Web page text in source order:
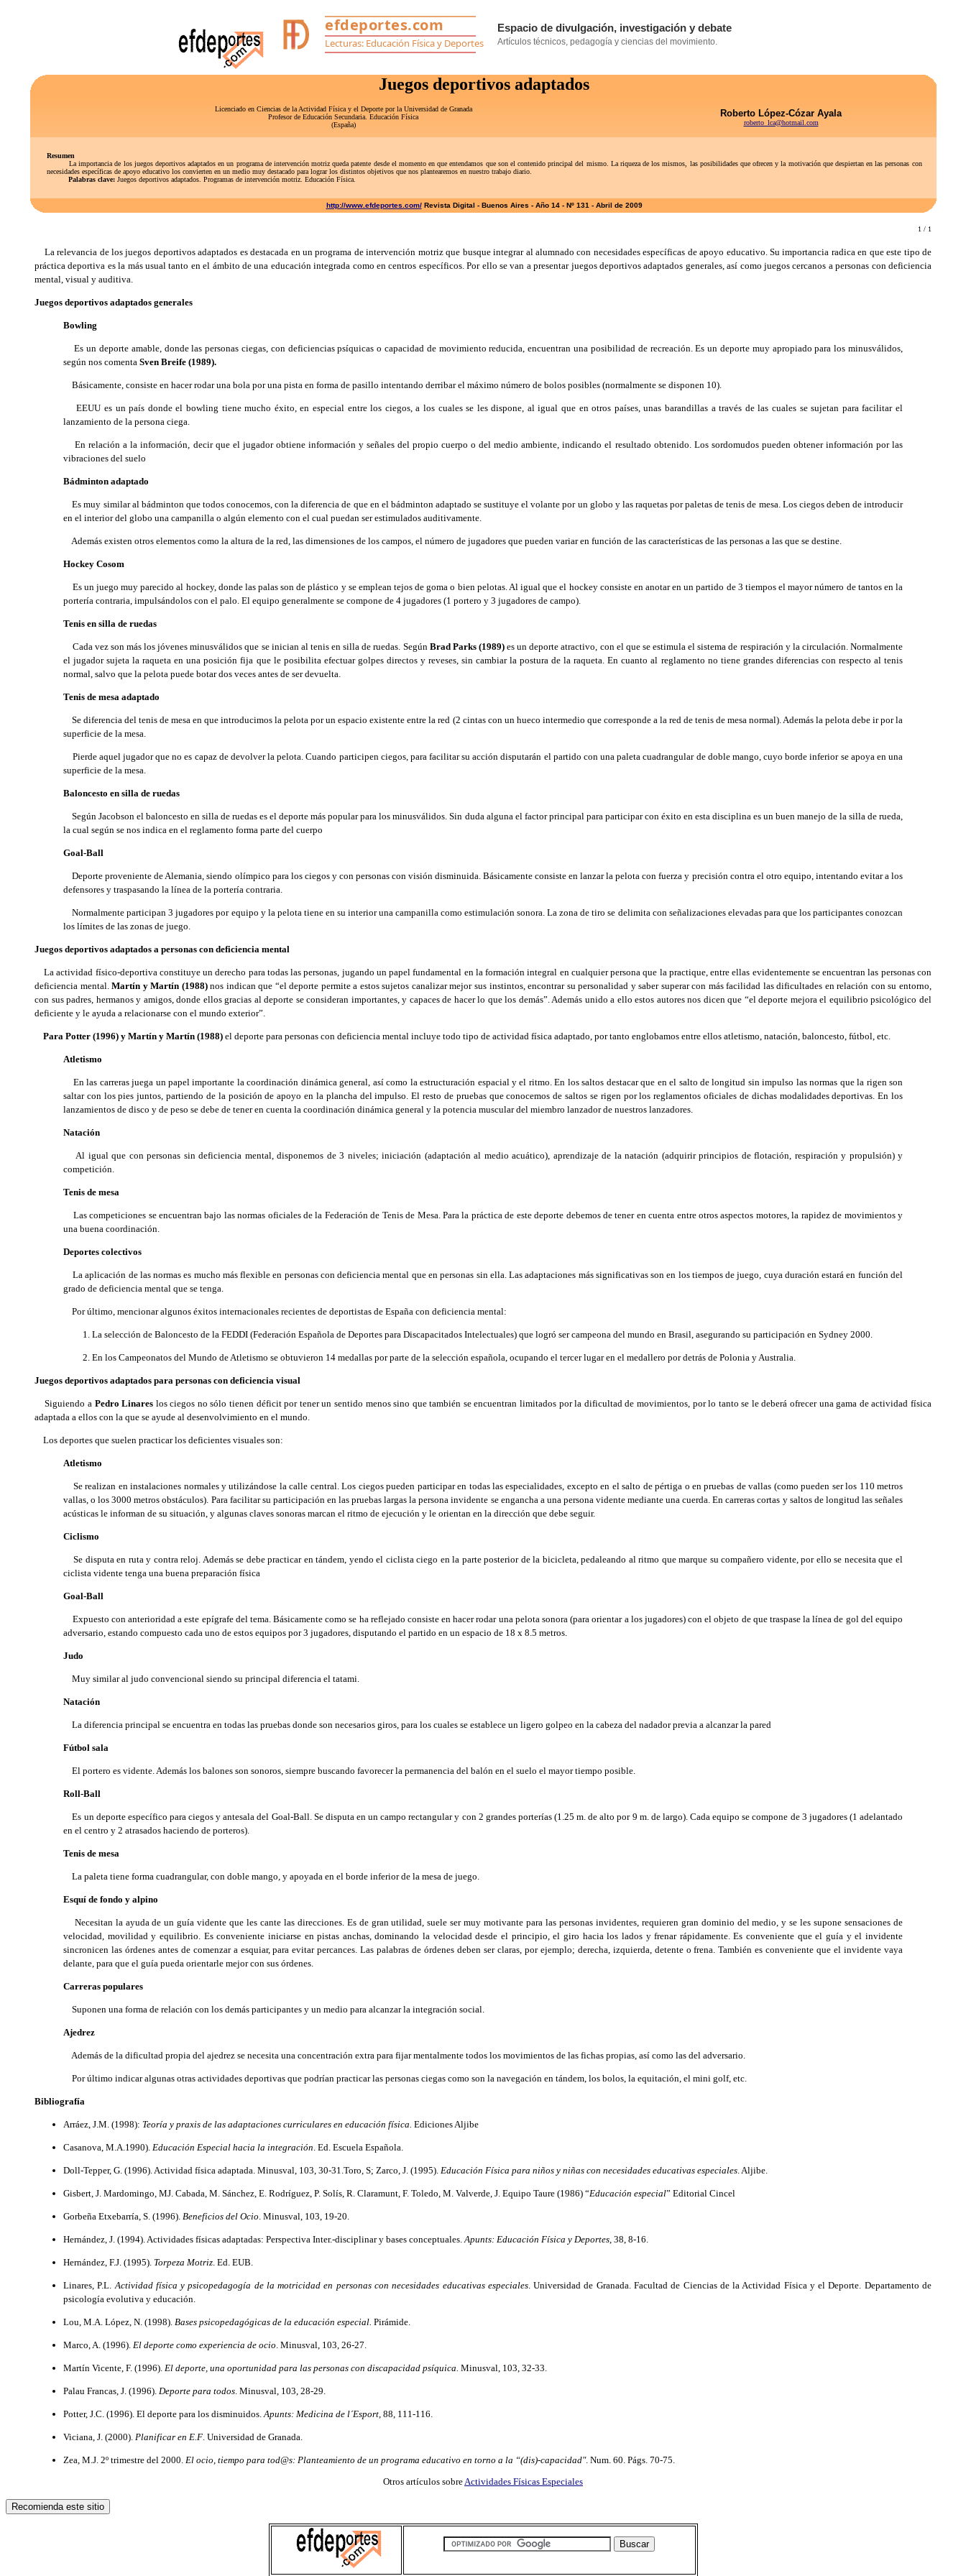
Juegos deportivos adaptados
Licenciado en Ciencias de la Actividad Física y el Deporte por la Universidad de Granada
Profesor de Educación Secundaria. Educación Física
(España)
Roberto López-Cózar Ayala
roberto_lca@hotmail.com
Resumen
La importancia de los juegos deportivos adaptados en un programa de intervención motriz queda patente desde el momento en que entendamos que son el contenido principal del mismo. La riqueza de los mismos, las posibilidades que ofrecen y la motivación que despiertan en las personas con
necesidades específicas de apoyo educativo los convierten en un medio muy destacado para lograr los distintos objetivos que nos plantearemos en nuestro trabajo diario.
Palabras clave:Juegos deportivos adaptados. Programas de intervención motriz. Educación Física.
http://www.efdeportes.com/Revista Digital - Buenos Aires - Año 14 - Nº 131 - Abril de 2009
1 / 1
La relevancia de los juegos deportivos adaptados es destacada en un programa de intervención motriz que busque integrar al alumnado con necesidades específicas de apoyo educativo. Su importancia radica en que este tipo de
práctica deportiva es la más usual tanto en el ámbito de una educación integrada como en centros específicos. Por ello se van a presentar juegos deportivos adaptados generales, así como juegos cercanos a personas con deficiencia
mental, visual y auditiva.
Juegos deportivos adaptados generales
Bowling
Es un deporte amable, donde las personas ciegas, con deficiencias psíquicas o capacidad de movimiento reducida, encuentran una posibilidad de recreación. Es un deporte muy apropiado para los minusválidos,
según nos comenta Sven Breife (1989).
Básicamente, consiste en hacer rodar una bola por una pista en forma de pasillo intentando derribar el máximo número de bolos posibles (normalmente se disponen 10).
EEUU es un país donde el bowling tiene mucho éxito, en especial entre los ciegos, a los cuales se les dispone, al igual que en otros países, unas barandillas a través de las cuales se sujetan para facilitar el
lanzamiento de la persona ciega.
En relación a la información, decir que el jugador obtiene información y señales del propio cuerpo o del medio ambiente, indicando el resultado obtenido. Los sordomudos pueden obtener información por las
vibraciones del suelo
Bádminton adaptado
Es muy similar al bádminton que todos conocemos, con la diferencia de que en el bádminton adaptado se sustituye el volante por un globo y las raquetas por paletas de tenis de mesa. Los ciegos deben de introducir
en el interior del globo una campanilla o algún elemento con el cual puedan ser estimulados auditivamente.
Además existen otros elementos como la altura de la red, las dimensiones de los campos, el número de jugadores que pueden variar en función de las características de las personas a las que se destine.
Hockey Cosom
Es un juego muy parecido al hockey, donde las palas son de plástico y se emplean tejos de goma o bien pelotas. Al igual que el hockey consiste en anotar en un partido de 3 tiempos el mayor número de tantos en la
portería contraria, impulsándolos con el palo. El equipo generalmente se compone de 4 jugadores (1 portero y 3 jugadores de campo).
Tenis en silla de ruedas
Cada vez son más los jóvenes minusválidos que se inician al tenis en silla de ruedas. Según Brad Parks (1989)es un deporte atractivo, con el que se estimula el sistema de respiración y la circulación. Normalmente
el jugador sujeta la raqueta en una posición fija que le posibilita efectuar golpes directos y reveses, sin cambiar la postura de la raqueta. En cuanto al reglamento no tiene grandes diferencias con respecto al tenis
normal, salvo que la pelota puede botar dos veces antes de ser devuelta.
Tenis de mesa adaptado
Se diferencia del tenis de mesa en que introducimos la pelota por un espacio existente entre la red (2 cintas con un hueco intermedio que corresponde a la red de tenis de mesa normal). Además la pelota debe ir por la
superficie de la mesa.
Pierde aquel jugador que no es capaz de devolver la pelota. Cuando participen ciegos, para facilitar su acción disputarán el partido con una paleta cuadrangular de doble mango, cuyo borde inferior se apoya en una
superficie de la mesa.
Baloncesto en silla de ruedas
Según Jacobson el baloncesto en silla de ruedas es el deporte más popular para los minusválidos. Sin duda alguna el factor principal para participar con éxito en esta disciplina es un buen manejo de la silla de rueda,
la cual según se nos indica en el reglamento forma parte del cuerpo
Goal-Ball
Deporte proveniente de Alemania, siendo olímpico para los ciegos y con personas con visión disminuida. Básicamente consiste en lanzar la pelota con fuerza y precisión contra el otro equipo, intentando evitar a los
defensores y traspasando la línea de la portería contraria.
Normalmente participan 3 jugadores por equipo y la pelota tiene en su interior una campanilla como estimulación sonora. La zona de tiro se delimita con señalizaciones elevadas para que los participantes conozcan
los límites de las zonas de juego.
Juegos deportivos adaptados a personas con deficiencia mental
La actividad físico-deportiva constituye un derecho para todas las personas, jugando un papel fundamental en la formación integral en cualquier persona que la practique, entre ellas evidentemente se encuentran las personas con
deficiencia mental.Martín y Martín (1988)nos indican que “el deporte permite a estos sujetos canalizar mejor sus instintos, encontrar su personalidad y saber superar con más facilidad las dificultades en relación con su entorno,
con sus padres, hermanos y amigos, donde ellos gracias al deporte se consideran importantes, y capaces de hacer lo que los demás”. Además unido a ello estos autores nos dicen que “el deporte mejora el equilibrio psicológico del
deficiente y le ayuda a relacionarse con el mundo exterior”.
Para Potter (1996) y Martín y Martín (1988) el deporte para personas con deficiencia mental incluye todo tipo de actividad física adaptado, por tanto englobamos entre ellos atletismo, natación, baloncesto, fútbol, etc.
Atletismo
En las carreras juega un papel importante la coordinación dinámica general, así como la estructuración espacial y el ritmo. En los saltos destacar que en el salto de longitud sin impulso las normas que la rigen son
saltar con los pies juntos, partiendo de la posición de apoyo en la plancha del impulso. El resto de pruebas que conocemos de saltos se rigen por los reglamentos oficiales de dichas modalidades deportivas. En los
lanzamientos de disco y de peso se debe de tener en cuenta la coordinación dinámica general y la potencia muscular del miembro lanzador de nuestros lanzadores.
Natación
Al igual que con personas sin deficiencia mental, disponemos de 3 niveles; iniciación (adaptación al medio acuático), aprendizaje de la natación (adquirir principios de flotación, respiración y propulsión) y
competición.
Tenis de mesa
Las competiciones se encuentran bajo las normas oficiales de la Federación de Tenis de Mesa. Para la práctica de este deporte debemos de tener en cuenta entre otros aspectos motores, la rapidez de movimientos y
una buena coordinación.
Deportes colectivos
La aplicación de las normas es mucho más flexible en personas con deficiencia mental que en personas sin ella. Las adaptaciones más significativas son en los tiempos de juego, cuya duración estará en función del
grado de deficiencia mental que se tenga.
Por último, mencionar algunos éxitos internacionales recientes de deportistas de España con deficiencia mental:
La selección de Baloncesto de la FEDDI (Federación Española de Deportes para Discapacitados Intelectuales) que logró ser campeona del mundo en Brasil, asegurando su participación en Sydney 2000.
En los Campeonatos del Mundo de Atletismo se obtuvieron 14 medallas por parte de la selección española, ocupando el tercer lugar en el medallero por detrás de Polonia y Australia.
Juegos deportivos adaptados para personas con deficiencia visual
Siguiendo a Pedro Linares los ciegos no sólo tienen déficit por tener un sentido menos sino que también se encuentran limitados por la dificultad de movimientos, por lo tanto se le deberá ofrecer una gama de actividad física
adaptada a ellos con la que se ayude al desenvolvimiento en el mundo.
Los deportes que suelen practicar los deficientes visuales son:
Atletismo
Se realizan en instalaciones normales y utilizándose la calle central. Los ciegos pueden participar en todas las especialidades, excepto en el salto de pértiga o en pruebas de vallas (como pueden ser los 110 metros
vallas, o los 3000 metros obstáculos). Para facilitar su participación en las pruebas largas la persona invidente se engancha a una persona vidente mediante una cuerda. En carreras cortas y saltos de longitud las señales
acústicas le informan de su situación, y algunas claves sonoras marcan el ritmo de ejecución y le orientan en la dirección que debe seguir.
Ciclismo
Se disputa en ruta y contra reloj. Además se debe practicar en tándem, yendo el ciclista ciego en la parte posterior de la bicicleta, pedaleando al ritmo que marque su compañero vidente, por ello se necesita que el
ciclista vidente tenga una buena preparación física
Goal-Ball
Expuesto con anterioridad a este epígrafe del tema. Básicamente como se ha reflejado consiste en hacer rodar una pelota sonora (para orientar a los jugadores) con el objeto de que traspase la línea de gol del equipo
adversario, estando compuesto cada uno de estos equipos por 3 jugadores, disputando el partido en un espacio de 18 x 8.5 metros.
Judo
Muy similar al judo convencional siendo su principal diferencia el tatami.
Natación
La diferencia principal se encuentra en todas las pruebas donde son necesarios giros, para los cuales se establece un ligero golpeo en la cabeza del nadador previa a alcanzar la pared
Fútbol sala
El portero es vidente. Además los balones son sonoros, siempre buscando favorecer la permanencia del balón en el suelo el mayor tiempo posible.
Roll-Ball
Es un deporte específico para ciegos y antesala del Goal-Ball. Se disputa en un campo rectangular y con 2 grandes porterías (1.25 m. de alto por 9 m. de largo). Cada equipo se compone de 3 jugadores (1 adelantado
en el centro y 2 atrasados haciendo de porteros).
Tenis de mesa
La paleta tiene forma cuadrangular, con doble mango, y apoyada en el borde inferior de la mesa de juego.
Esquí de fondo y alpino
Necesitan la ayuda de un guía vidente que les cante las direcciones. Es de gran utilidad, suele ser muy motivante para las personas invidentes, requieren gran dominio del medio, y se les supone sensaciones de
velocidad, movilidad y equilibrio. Es conveniente iniciarse en pistas anchas, dominando la velocidad desde el principio, el giro hacia los lados y frenar rápidamente. Es conveniente que el guía y el invidente
sincronicen las órdenes antes de comenzar a esquiar, para evitar percances. Las palabras de órdenes deben ser claras, por ejemplo; derecha, izquierda, detente o frena. También es conveniente que el invidente vaya
delante, para que el guía pueda orientarle mejor con sus órdenes.
Carreras populares
Suponen una forma de relación con los demás participantes y un medio para alcanzar la integración social.
Ajedrez
Además de la dificultad propia del ajedrez se necesita una concentración extra para fijar mentalmente todos los movimientos de las fichas propias, así como las del adversario.
Por último indicar algunas otras actividades deportivas que podrían practicar las personas ciegas como son la navegación en tándem, los bolos, la equitación, el mini golf, etc.
Bibliografía
Arráez, J.M. (1998): Teoría y praxis de las adaptaciones curriculares en educación física. Ediciones Aljibe
Casanova, M.A.1990). Educación Especial hacia la integración. Ed. Escuela Española.
Doll-Tepper, G. (1996). Actividad física adaptada. Minusval, 103, 30-31.Toro, S; Zarco, J. (1995). Educación Física para niños y niñas con necesidades educativas especiales. Aljibe.
Gisbert, J. Mardomingo, MJ. Cabada, M. Sánchez, E. Rodríguez, P. Solís, R. Claramunt, F. Toledo, M. Valverde, J. Equipo Taure (1986) “Educación especial” Editorial Cincel
Gorbeña Etxebarría, S. (1996). Beneficios del Ocio. Minusval, 103, 19-20.
Hernández, J. (1994). Actividades físicas adaptadas: Perspectiva Inter.-disciplinar y bases conceptuales.Apunts: Educación Física y Deportes, 38, 8-16.
Hernández, F.J. (1995). Torpeza Motriz. Ed. EUB.
Linares, P.L. Actividad física y psicopedagogía de la motricidad en personas con necesidades educativas especiales. Universidad de Granada. Facultad de Ciencias de la Actividad Física y el Deporte. Departamento de
psicología evolutiva y educación.
Lou, M.A. López, N. (1998). Bases psicopedagógicas de la educación especial. Pirámide.
Marco, A. (1996). El deporte como experiencia de ocio. Minusval, 103, 26-27.
Martín Vicente, F. (1996). El deporte, una oportunidad para las personas con discapacidad psíquica. Minusval, 103, 32-33.
Palau Francas, J. (1996). Deporte para todos. Minusval, 103, 28-29.
Potter, J.C. (1996). El deporte para los disminuidos.Apunts: Medicina de l´Esport, 88, 111-116.
Viciana, J. (2000). Planificar en E.F. Universidad de Granada.
Zea, M.J. 2º trimestre del 2000. El ocio, tiempo para tod@s: Planteamiento de un programa educativo en torno a la “(dis)-capacidad". Num. 60. Págs. 70-75.
Otros artículos sobreActividades Físicas Especiales